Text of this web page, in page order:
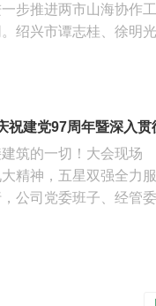
步推进两市山海协作
绍兴市谭志桂、徐明
祝建党97周年暨深入
建筑的一切！大会现
大精神，五星双强全力
公司党委班子、经管